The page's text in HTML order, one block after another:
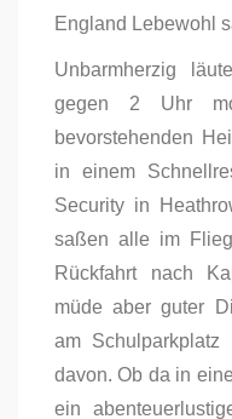
England Lebewohl
Unbarmherzig
gegen 2 Uhr
bevorstehenden
in einem
Security in
saßen alle im
Rückfahrt nach
müde aber guter
am
davon. Ob da in
ein